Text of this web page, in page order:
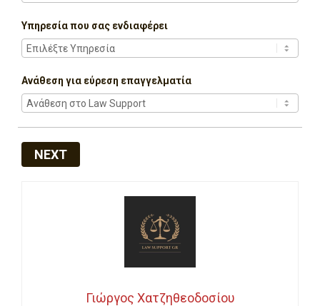
Υπηρεσία που σας ενδιαφέρει
Ανάθεση για εύρεση επαγγελματία
NEXT
Γιώργος Χατζηθεοδοσίου